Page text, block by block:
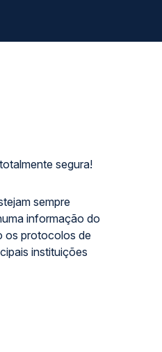
segura!
sempre
informação do
os protocolos de
instituições